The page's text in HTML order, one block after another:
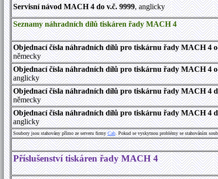
Servisní návod MACH 4 do v.č. 9999, anglicky
Seznamy náhradních dílů tiskáren řady MACH 4
Objednací čísla náhradních dílů pro tiskárnu řady MACH 4
německy
Objednací čísla náhradních dílů pro tiskárnu řady MACH 4
anglicky
Objednací čísla náhradních dílů pro tiskárnu řady MACH 4
německy
Objednací čísla náhradních dílů pro tiskárnu řady MACH 4
anglicky
Soubory jsou stahovány přímo ze serveru firmyCab. Pokud se vyskytnou problémy se stahováním
Příslušenství tiskáren řady MACH 4